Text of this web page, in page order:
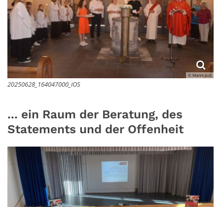
© Marek Jost
20250628_164047000_iOS
... ein Raum der Beratung, des
Statements und der Offenheit